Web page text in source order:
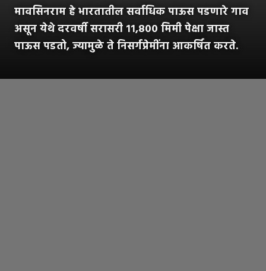
मावसिनराम हे भारतातील सर्वाधिक पाऊस पडणारे गाव
असून येथे दरवर्षी सरासरी ११,८०० मिमी पेक्षा जास्त
पाऊस पडतो, ज्यामुळे ते निसर्गप्रेमींना आकर्षित करते.